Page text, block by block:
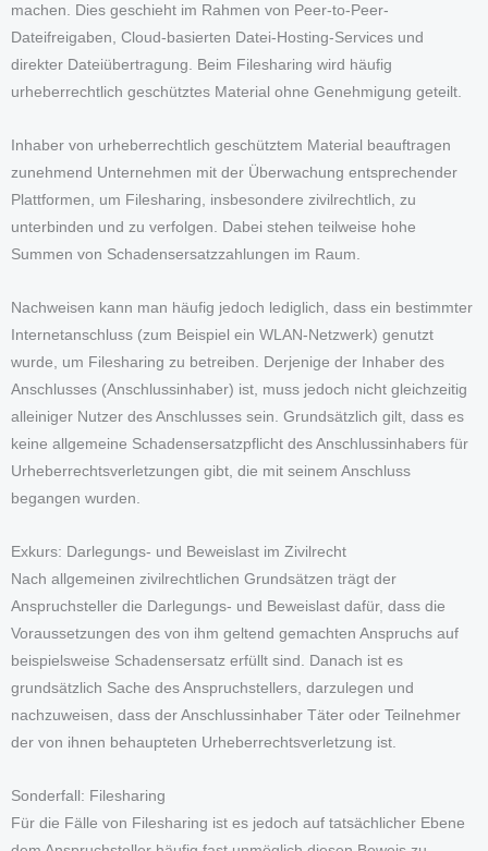
machen. Dies geschieht im Rahmen von Peer-to-Peer-
Dateifreigaben, Cloud-basierten Datei-Hosting-Services und
direkter Dateiübertragung. Beim Filesharing wird häufig
urheberrechtlich geschütztes Material ohne Genehmigung geteilt.
Inhaber von urheberrechtlich geschütztem Material beauftragen
zunehmend Unternehmen mit der Überwachung entsprechender
Plattformen, um Filesharing, insbesondere zivilrechtlich, zu
unterbinden und zu verfolgen. Dabei stehen teilweise hohe
Summen von Schadensersatzzahlungen im Raum.
Nachweisen kann man häufig jedoch lediglich, dass ein bestimmter
Internetanschluss (zum Beispiel ein WLAN-Netzwerk) genutzt
wurde, um Filesharing zu betreiben. Derjenige der Inhaber des
Anschlusses (Anschlussinhaber) ist, muss jedoch nicht gleichzeitig
alleiniger Nutzer des Anschlusses sein. Grundsätzlich gilt, dass es
keine allgemeine Schadensersatzpflicht des Anschlussinhabers für
Urheberrechtsverletzungen gibt, die mit seinem Anschluss
begangen wurden.
Exkurs: Darlegungs- und Beweislast im Zivilrecht
Nach allgemeinen zivilrechtlichen Grundsätzen trägt der
Anspruchsteller die Darlegungs- und Beweislast dafür, dass die
Voraussetzungen des von ihm geltend gemachten Anspruchs auf
beispielsweise Schadensersatz erfüllt sind. Danach ist es
grundsätzlich Sache des Anspruchstellers, darzulegen und
nachzuweisen, dass der Anschlussinhaber Täter oder Teilnehmer
der von ihnen behaupteten Urheberrechtsverletzung ist.
Sonderfall: Filesharing
Für die Fälle von Filesharing ist es jedoch auf tatsächlicher Ebene